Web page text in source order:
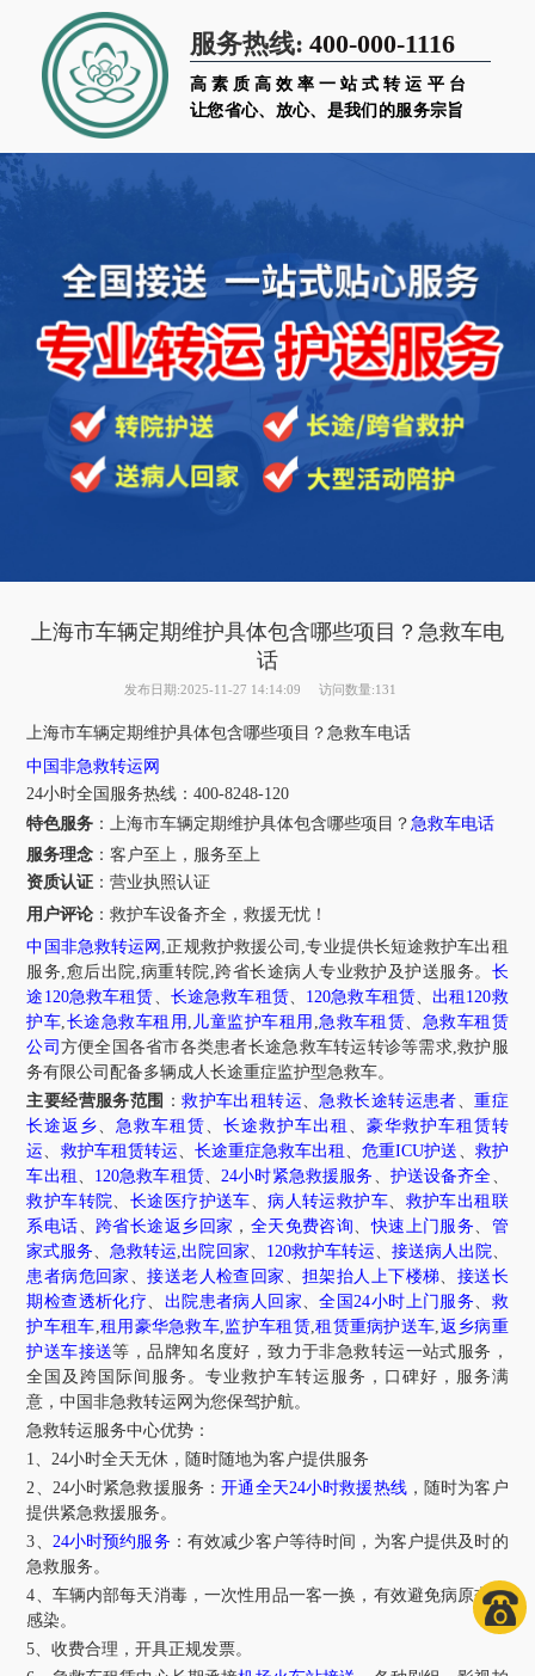
服务热线: 400-000-1116
高素质高效率一站式转运平台
让您省心、放心、是我们的服务宗旨
上海市车辆定期维护具体包含哪些项目？急救车电
话
发布日期:2025-11-27 14:14:09 访问数量:131
上海市车辆定期维护具体包含哪些项目？急救车电话
中国非急救转运网
24小时全国服务热线 ：400-8248-120
特色服务 ：上海市车辆定期维护具体包含哪些项目？急救车电话
服务理念 ：客户至上，服务至上
资质认证 ：营业执照认证
用户评论 ：救护车设备齐全，救援无忧！
中国非急救转运网 ,正规救护救援公司,专业提供长短途救护车出租
服务,愈后出院,病重转院,跨省长途病人专业救护及护送服务。 长
途120急救车租赁、 长途急救车租赁、 120急救车租赁、出租120救
护车,长途急救车租用 , 儿童监护车租用 ,急救车租赁、 急救车租赁
公司 方便全国各省市各类患者长途急救车转运转诊等需求,救护服
务有限公司配备多辆成人长途重症监护型急救车。
主要经营服务范围 ：救护车出租转运、急救长途转运患者、重症
长途返乡、急救车租赁、长途救护车出租 、 豪华救护车租赁转
运、 救护车租赁转运、 长途重症急救车出租 、危重ICU护送 、 救护
车出租 、 120急救车租赁、24小时紧急救援服务 、 护送设备齐全、
救护车转院、 长途医疗护送车、病人转运救护车、 救护车出租联
系电话、跨省长途返乡回家 ， 全天免费咨询、快速上门服务、 管
家式服务、急救转运,出院回家、 120救护车转运、 接送病人出院、
患者病危回家 、接送老人检查回家 、担架抬人上下楼梯、 接送长
期检查透析化疗、 出院患者病人回家、全国24小时上门服务、 救
护车租车,租用豪华急救车,监护车租赁,租赁重病护送车,返乡病重
护送车接送等，品牌知名度好，致力于非急救转运一站式服务，
全国及跨国际间服务。专业救护车转运服务，口碑好，服务满
意，中国非急救转运网为您保驾护航。
急救转运服务中心优势：
1、24小时全天无休，随时随地为客户提供服务
2、24小时紧急救援服务：开通全天24小时救援热线，随时为客户
提供紧急救援服务。
3、 24小时预约服务 ：有效减少客户等待时间，为客户提供及时的
急救服务。
4、车辆内部每天消毒，一次性用品一客一换，有效避免病原交叉
感染。
5、收费合理，开具正规发票。